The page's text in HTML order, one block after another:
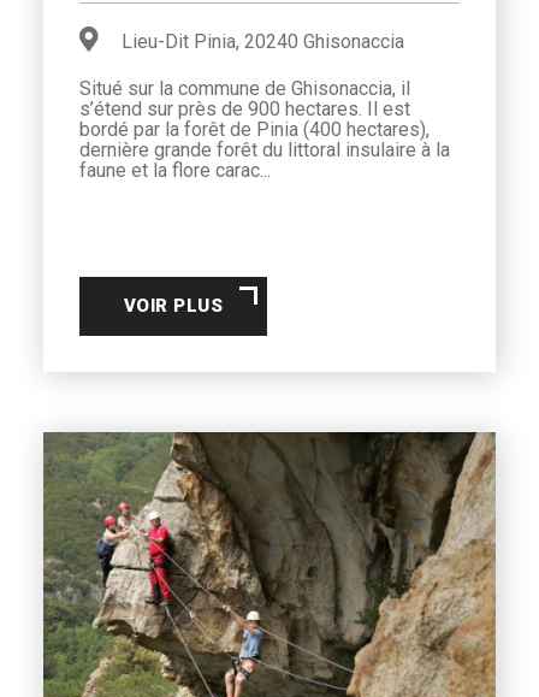
Lieu-Dit Pinia, 20240 Ghisonaccia
Situé sur la commune de Ghisonaccia, il
s’étend sur près de 900 hectares. Il est
bordé par la forêt de Pinia (400 hectares),
dernière grande forêt du littoral insulaire à la
faune et la flore carac...
VOIR PLUS